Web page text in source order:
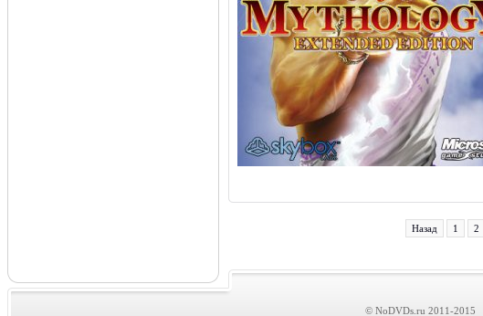
Назад 1 2
© NoDVDs.ru 2011-2015 |